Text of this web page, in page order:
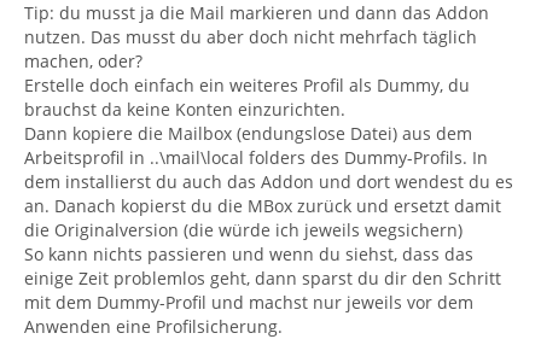
Tip: du musst ja die Mail markieren und dann das Addon
nutzen. Das musst du aber doch nicht mehrfach täglich
machen, oder?
Erstelle doch einfach ein weiteres Profil als Dummy, du
brauchst da keine Konten einzurichten.
Dann kopiere die Mailbox (endungslose Datei) aus dem
Arbeitsprofil in ..\mail\local folders des Dummy-Profils. In
dem installierst du auch das Addon und dort wendest du es
an. Danach kopierst du die MBox zurück und ersetzt damit
die Originalversion (die würde ich jeweils wegsichern)
So kann nichts passieren und wenn du siehst, dass das
einige Zeit problemlos geht, dann sparst du dir den Schritt
mit dem Dummy-Profil und machst nur jeweils vor dem
Anwenden eine Profilsicherung.